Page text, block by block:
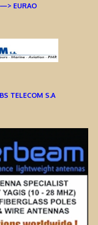
EURAO
TELECOM S.A